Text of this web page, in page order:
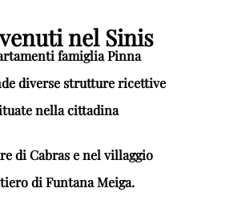
nel Sinis
famiglia Pinna
diverse strutture ricettive
nella cittadina
di Cabras e nel villaggio
di Funtana Meiga.